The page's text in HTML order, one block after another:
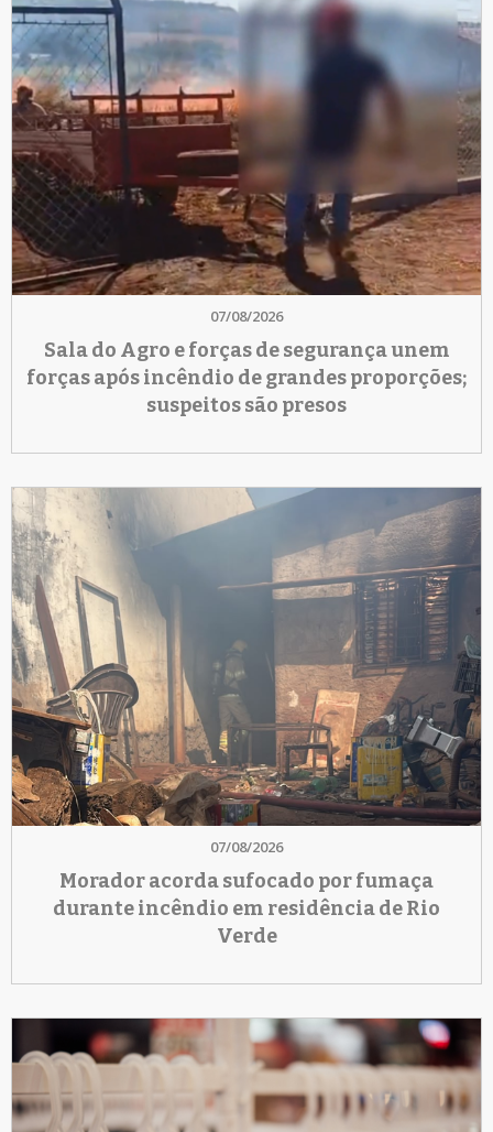
07/08/2026
Sala do Agro e forças de segurança unem
forças após incêndio de grandes proporções;
suspeitos são presos
07/08/2026
Morador acorda sufocado por fumaça
durante incêndio em residência de Rio
Verde